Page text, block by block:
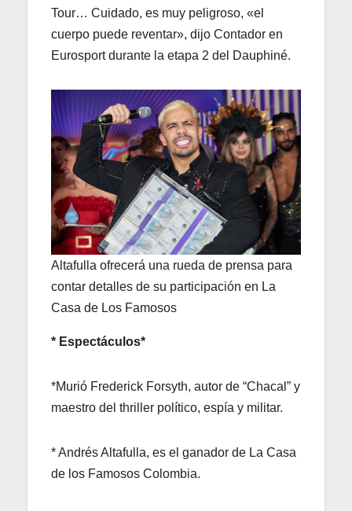
Tour… Cuidado, es muy peligroso, «el
cuerpo puede reventar», dijo Contador en
Eurosport durante la etapa 2 del Dauphiné.
Altafulla ofrecerá una rueda de prensa para
contar detalles de su participación en La
Casa de Los Famosos
* Espectáculos*
*Murió Frederick Forsyth, autor de “Chacal” y
maestro del thriller político, espía y militar.
* Andrés Altafulla, es el ganador de La Casa
de los Famosos Colombia.